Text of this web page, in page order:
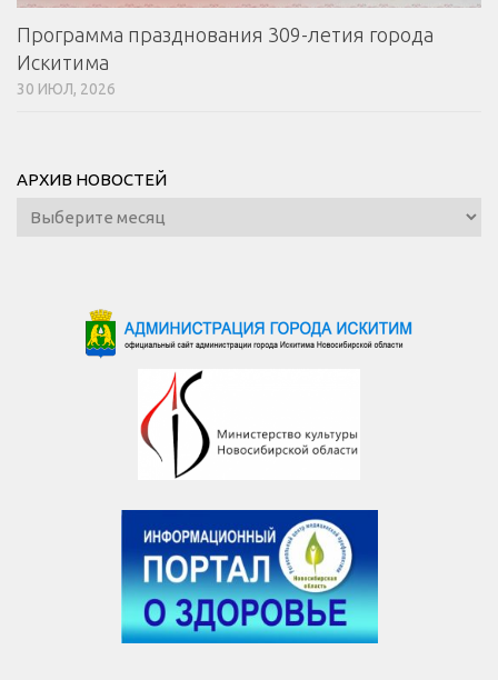
Программа празднования 309-летия города
Искитима
30 ИЮЛ, 2026
АРХИВ НОВОСТЕЙ
Архив
новостей